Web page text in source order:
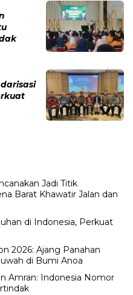
Jadi Titik
Barat Khawatir Jalan dan
di Indonesia, Perkuat
2026: Ajang Panahan
di Bumi Anoa
Amran: Indonesia Nomor